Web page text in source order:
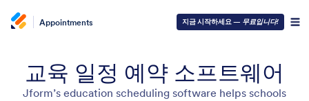
Appointments 지금 시작하세요 — 무료입니다!
교육 일정 예약 소프트웨어
Jform’s education scheduling software helps schools